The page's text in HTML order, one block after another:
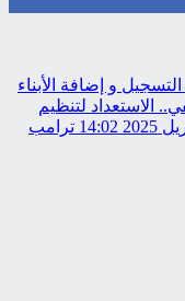
و إضافة الأبناء
الاستعداد لتنظيم
14:02 ترامب